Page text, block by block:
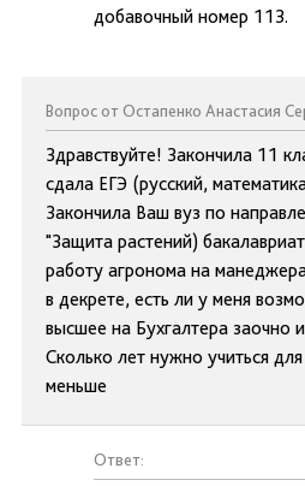
добавочный номер 113.
Вопрос от Остапенко Анастасия
Здравствуйте! Закончила 11
сдала ЕГЭ (русский,
Закончила Ваш вуз по
"Защита растений)
работу агронома на
в декрете, есть ли у меня
высшее на Бухгалтера заочно
Сколько лет нужно учиться
меньше
Ответ: